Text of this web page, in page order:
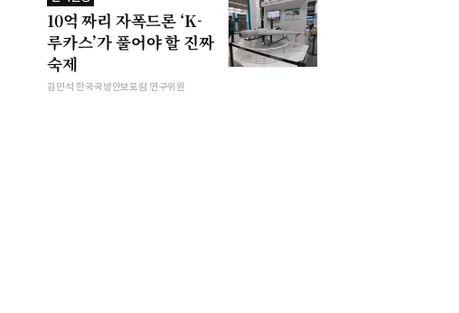
10억 짜리 자폭드론 ‘K-
루카스’가 풀어야 할 진짜
숙제
김민석 한국국방안보포럼 연구위원